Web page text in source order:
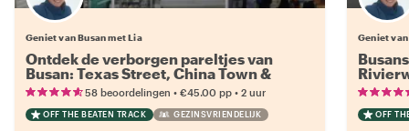
Geniet van Busan met Lia
Ontdek de verborgen pareltjes van
Busan: Texas Street, China Town &
Dakbatgol Mural Village
58 beoordelingen • €45.00 pp • 2 uur
OFF THE BEATEN TRACK GEZINSVRIENDELIJK
Geniet
bij
OFF